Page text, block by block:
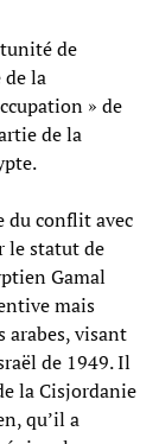
de
la
» de
de la
du conflit avec
le statut de
Gamal
mais
arabes, visant
de 1949. Il
la Cisjordanie
qu’il a